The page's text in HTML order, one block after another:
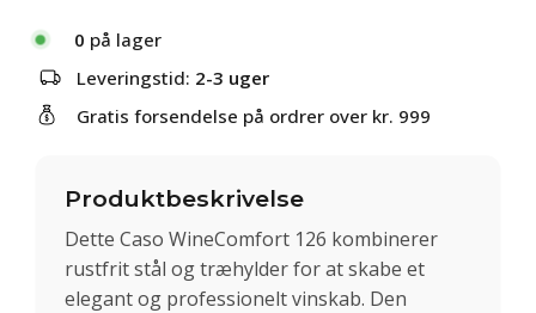
0 på lager
Leveringstid: 2-3 uger
Gratis forsendelse på ordrer over kr. 999
Produktbeskrivelse
Dette Caso WineComfort 126 kombinerer
rustfrit stål og træhylder for at skabe et
elegant og professionelt vinskab. Den